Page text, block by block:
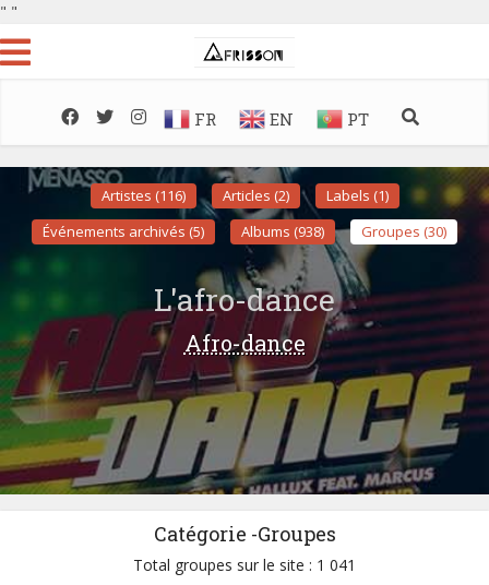
" "
FR EN PT
Artistes (116) Articles (2)
Labels (1)
Événements archivés (5)
Albums (938) Groupes (30)
L'afro-dance
Afro-dance
Catégorie -Groupes
Total groupes sur le site : 1 041